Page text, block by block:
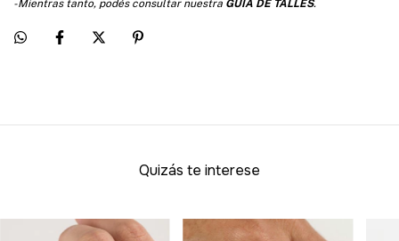
-Mientras tanto, podés consultar nuestra GUÍA DE TALLES.
Quizás te interese